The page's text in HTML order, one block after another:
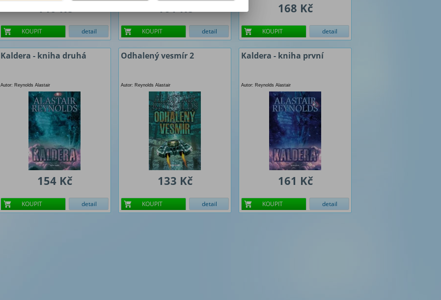
140 Kč
KOUPIT detail
161 Kč
KOUPIT detail
168 Kč
KOUPIT detail
Kaldera - kniha druhá
Autor: Reynolds Alastair
154 Kč
KOUPIT detail
Odhalený vesmír 2
Autor: Reynolds Alastair
133 Kč
KOUPIT detail
Kaldera - kniha první
Autor: Reynolds Alastair
161 Kč
KOUPIT detail